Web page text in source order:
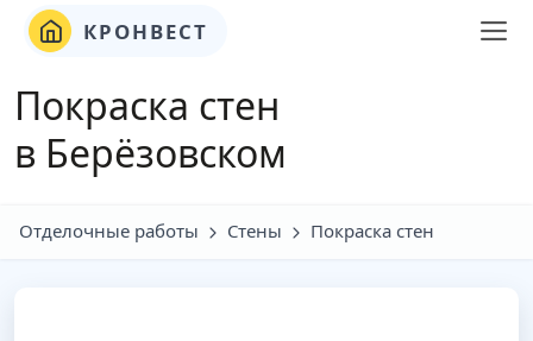
КРОНВЕСТ
Покраска стен
в Берёзовском
Отделочные работы Стены Покраска стен